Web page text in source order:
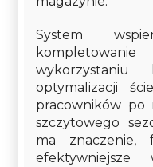
System
optymalizacji
pracowników po
szczytowego
ma